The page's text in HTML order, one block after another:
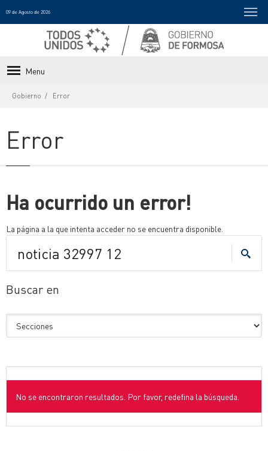
09 de Agosto de 2026
Menu
Gobierno Error
Error
Ha ocurrido un error!
La página a la que intenta acceder no se encuentra disponible.
Buscar en
No se encontraron resultados. Por favor, redefina la búsqueda.